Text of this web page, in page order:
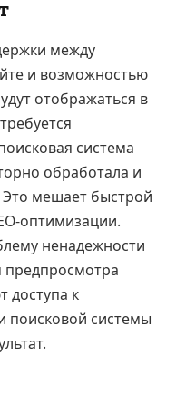
между
и возможностью
отображаться в
система
обработала и
Это мешает быстрой
оптимизации.
ненадежности
предпросмотра
доступа к
поисковой системы